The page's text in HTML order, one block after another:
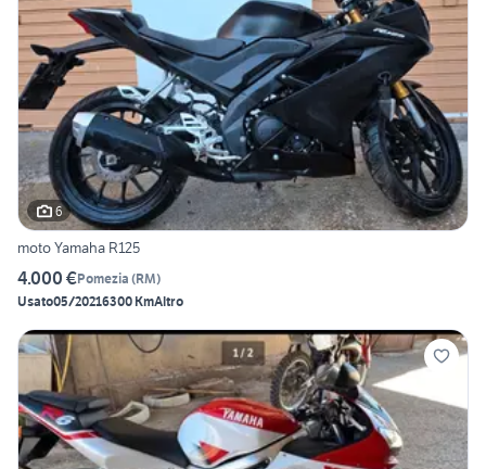
6
moto Yamaha R125
4.000 €Pomezia (RM)
Usato05/20216300 KmAltro